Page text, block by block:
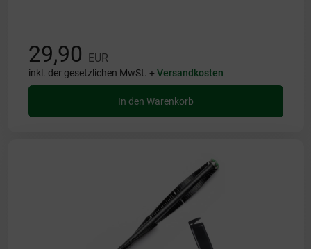
29,90 EUR
inkl. der gesetzlichen MwSt. +Versandkosten
In den Warenkorb